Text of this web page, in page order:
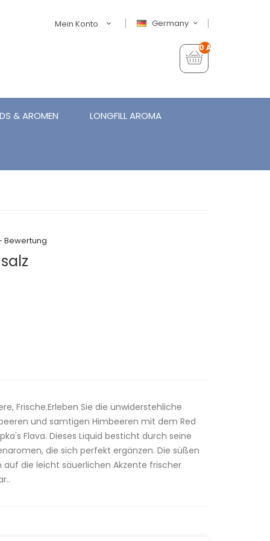
Germany
Mein Konto
0 Artikel - €0,00
& AROMEN LONGFILL AROMA
Bewertung
Frische.Erleben Sie die unwiderstehliche
und samtigen Himbeeren mit dem Red
Flava. Dieses Liquid besticht durch seine
die sich perfekt ergänzen. Die süßen
die leicht säuerlichen Akzente frischer